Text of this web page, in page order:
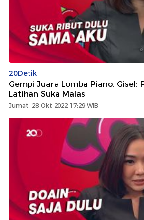
20Detik
Gempi Juara Lomba Piano, Gisel:
Latihan Suka Malas
Jumat, 28 Okt 2022 17:29 WIB